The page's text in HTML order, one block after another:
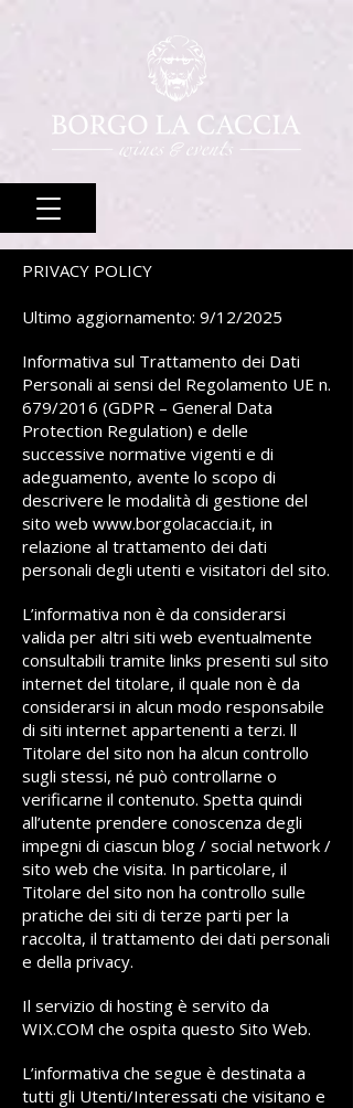
PRIVACY POLICY
Ultimo aggiornamento: 9/12/2025
Informativa sul Trattamento dei Dati
Personali ai sensi del Regolamento UE n.
679/2016 (GDPR – General Data
Protection Regulation) e delle
successive normative vigenti e di
adeguamento, avente lo scopo di
descrivere le modalità di gestione del
sito web www.borgolacaccia.it, in
relazione al trattamento dei dati
personali degli utenti e visitatori del sito.
L’informativa non è da considerarsi
valida per altri siti web eventualmente
consultabili tramite links presenti sul sito
internet del titolare, il quale non è da
considerarsi in alcun modo responsabile
di siti internet appartenenti a terzi. ll
Titolare del sito non ha alcun controllo
sugli stessi, né può controllarne o
verificarne il contenuto. Spetta quindi
all’utente prendere conoscenza degli
impegni di ciascun blog / social network /
sito web che visita. In particolare, il
Titolare del sito non ha controllo sulle
pratiche dei siti di terze parti per la
raccolta, il trattamento dei dati personali
e della privacy.
Il servizio di hosting è servito da
WIX.COM che ospita questo Sito Web.
L’informativa che segue è destinata a
tutti gli Utenti/Interessati che visitano e